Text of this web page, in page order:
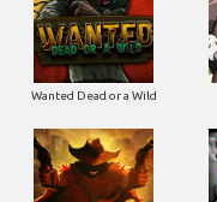
Wanted Dead or a Wild